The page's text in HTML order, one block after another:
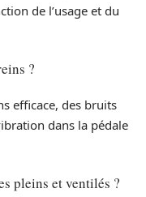
de l’usage et du
?
efficace, des bruits
dans la pédale
pleins et ventilés ?